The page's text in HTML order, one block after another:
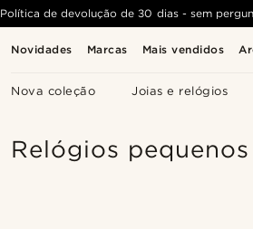
Novidades Marcas Mais vendidos
Nova coleção Joias e relógios
Política de devolução de 30 dias - sem
Relógios pequenos